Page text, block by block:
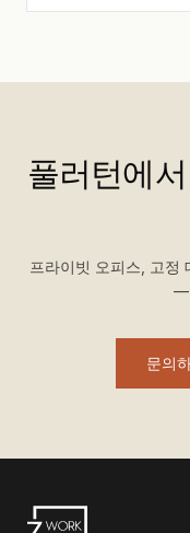
풀러턴에
프라이빗 오피스, 고정
—
문의